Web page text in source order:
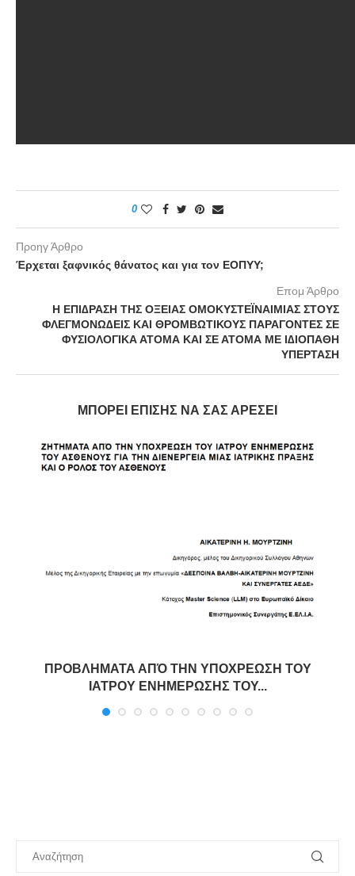
0
Προηγ Άρθρο
Έρχεται ξαφνικός θάνατος και για τον ΕΟΠΥΥ;
Επομ Άρθρο
Η ΕΠΙ∆ΡΑΣΗ ΤΗΣ ΟΞΕΙΑΣ ΟΜΟΚΥΣΤΕΪΝΑΙΜΙΑΣ ΣΤΟΥΣ
ΦΛΕΓΜΟΝΩ∆ΕΙΣ ΚΑΙ ΘΡΟΜΒΩΤΙΚΟΥΣ ΠΑΡΑΓΟΝΤΕΣ ΣΕ
ΦΥΣΙΟΛΟΓΙΚΑ ΑΤΟΜΑ ΚΑΙ ΣΕ ΑΤΟΜΑ ΜΕ Ι∆ΙΟΠΑΘΗ
ΥΠΕΡΤΑΣΗ
ΜΠΟΡΕΊ ΕΠΊΣΗΣ ΝΑ ΣΑΣ ΑΡΈΣΕΙ
ΠΡΟΒΛΗΜΑΤΑ ΑΠΌ ΤΗΝ ΥΠΟΧΡΕΩΣΗ ΤΟΥ
ΙΑΤΡΟΥ ΕΝΗΜΕΡΩΣΗΣ ΤΟΥ...